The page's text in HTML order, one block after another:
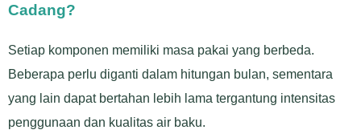
Cadang?
Setiap komponen memiliki masa pakai yang berbeda.
Beberapa perlu diganti dalam hitungan bulan, sementara
yang lain dapat bertahan lebih lama tergantung intensitas
penggunaan dan kualitas air baku.